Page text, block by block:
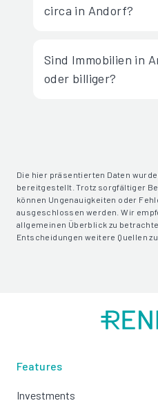
circa in Andorf?
Sind Immobilien in
oder billiger?
Die hier präsentierten Daten
bereitgestellt. Trotz sorgfältiger
können Ungenauigkeiten oder
ausgeschlossen werden. Wir
allgemeinen Überblick zu
Entscheidungen weitere Quellen
Features
Investments